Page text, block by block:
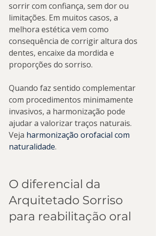
sorrir com confiança, sem dor ou
limitações. Em muitos casos, a
melhora estética vem como
consequência de corrigir altura dos
dentes, encaixe da mordida e
proporções do sorriso.
Quando faz sentido complementar
com procedimentos minimamente
invasivos, a harmonização pode
ajudar a valorizar traços naturais.
Veja harmonização orofacial com
naturalidade.
O diferencial da
Arquitetado Sorriso
para reabilitação oral